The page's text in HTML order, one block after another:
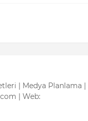
| Medya Planlama |
| Web: